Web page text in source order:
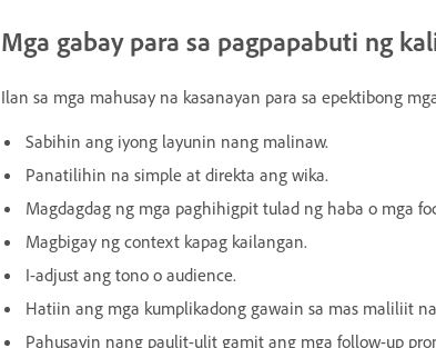
Mga gabay para sa pagpapabuti ng
Ilan sa mga mahusay na kasanayan para sa epektibong
Sabihin ang iyong layunin nang malinaw.
Panatilihin na simple at direkta ang wika.
Magdagdag ng mga paghihigpit tulad ng haba o mga
Magbigay ng context kapag kailangan.
I-adjust ang tono o audience.
Hatiin ang mga kumplikadong gawain sa mas maliliit
Pahusayin nang paulit-ulit gamit ang mga follow-up